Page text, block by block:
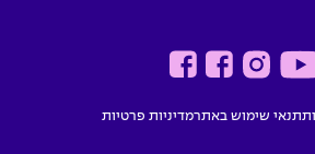
תנאי שימוש באתרמדיניות פרטיות